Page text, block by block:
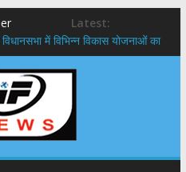
Latest:
में विभिन्न विकास योजनाओं का
विकास के लिए 25 बड़े प्रस्तावों को मिली
का निस्तारण
रोजगार मेला, 559 पदों पर होगी भर्ती
ने किया शिवभक्त कांवड़ियों का
का किया शुभारंभ, श्रद्धालुओं को अपने